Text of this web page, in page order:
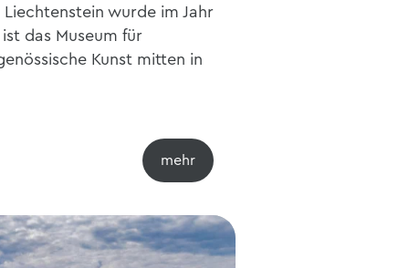
Liechtenstein wurde im Jahr
das Museum für
Kunst mitten in